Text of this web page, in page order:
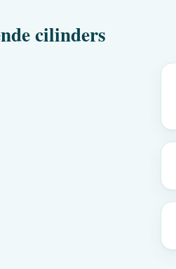
cilinders